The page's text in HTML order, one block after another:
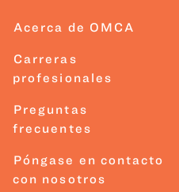
Acerca de OMCA
Carreras
profesionales
Preguntas
frecuentes
Póngase en contacto
con nosotros